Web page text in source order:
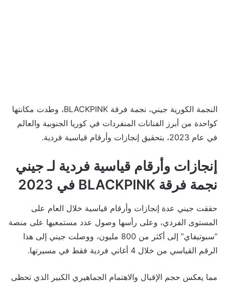
النجمة الكورية جيني، نجمة فرقة BLACKPINK، وطدت مكانتها
كواحدة من أبرز الفنانات المنفردات في كوريا الجنوبية والعالم
في عام 2023، بتحقيق إنجازات وأرقام قياسية فردية.
إنجازات وأرقام قياسية فردية لـ جيني
نجمة فرقة BLACKPINK في 2023
حققت جيني عدة إنجازات وأرقام قياسية خلال العام على
المستوى الفردي، وعلى رأسها وصول عدد مستمعيها على منصة
“سبوتيفاي” إلى أكثر من 800 مليون، ووصلت جيني إلى هذا
الرقم القياسي من خلال 4 أغاني فردية فقط في مسيرتها.
مما يعكس حجم الإقبال والاهتمام الجماهيري الكبير الذي تحظى